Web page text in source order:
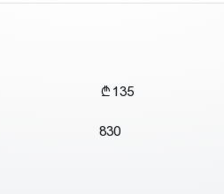
135
830